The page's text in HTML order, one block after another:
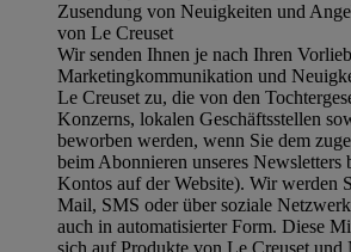
Zusendung von Neuigkeiten und
von Le Creuset
Wir senden Ihnen je nach Ihren
Marketingkommunikation und
Le Creuset zu, die von den
Konzerns, lokalen Geschäftsstellen
beworben werden, wenn Sie dem
beim Abonnieren unseres Newsletters
Kontos auf der Website). Wir werden
Mail, SMS oder über soziale
auch in automatisierter Form. Diese
sich auf Produkte von Le Creuset und